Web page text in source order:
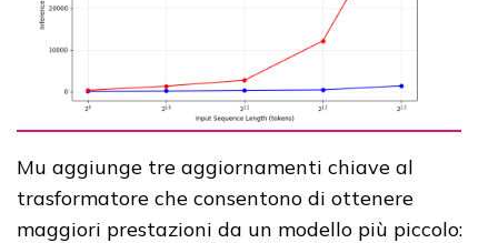
Mu aggiunge tre aggiornamenti chiave al
trasformatore che consentono di ottenere
maggiori prestazioni da un modello più piccolo: